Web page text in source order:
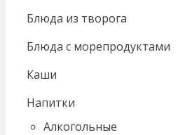
Блюда из творога
Блюда с морепродуктами
Каши
Напитки
Алкогольные